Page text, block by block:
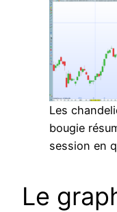
Les
bougie
session en
Le